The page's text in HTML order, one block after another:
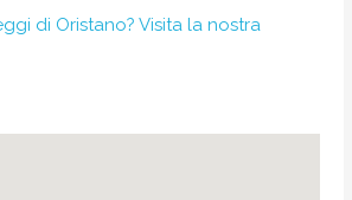
di Oristano? Visita la nostra